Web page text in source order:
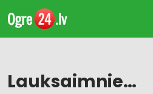
Lauksaimniecības tehnikas un traktortehnikas rezerves daļas